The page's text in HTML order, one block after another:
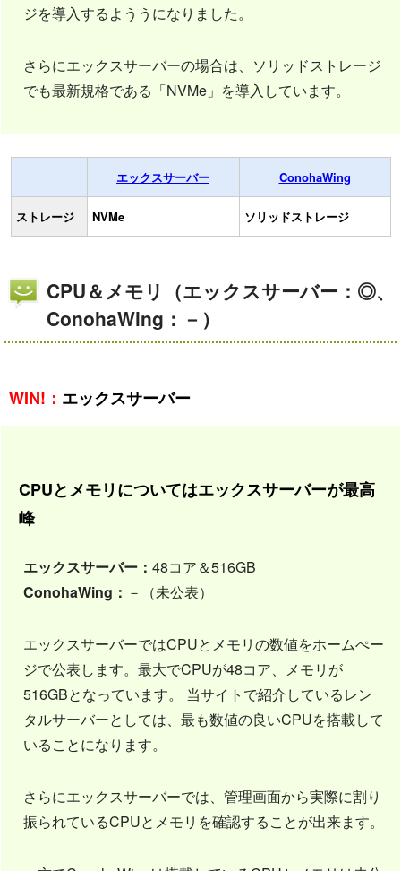
ジを導入するよううになりました。
さらにエックスサーバーの場合は、ソリッドストレージ
でも最新規格である「NVMe」を導入しています。
エックスサーバー ConohaWing
ストレージ NVMe ソリッドストレージ
CPU＆メモリ（エックスサーバー：◎、
ConohaWing：－）
WIN!： エックスサーバー
CPUとメモリについてはエックスサーバーが最高
峰
エックスサーバー：48コア＆516GB
ConohaWing： －（未公表）
エックスサーバーではCPUとメモリの数値をホームぺー
ジで公表します。最大でCPUが48コア、メモリが
516GBとなっています。 当サイトで紹介しているレン
タルサーバーとしては、最も数値の良いCPUを搭載して
いることになります。
さらにエックスサーバーでは、管理画面から実際に割り
振られているCPUとメモリを確認することが出来ます。